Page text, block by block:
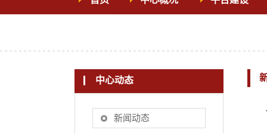
中心动态
新闻动态